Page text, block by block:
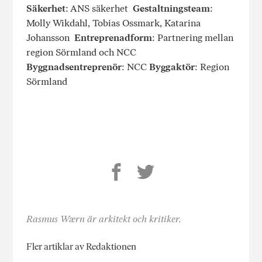
Säkerhet: ANS säkerhet Gestaltningsteam:
Molly Wikdahl, Tobias Ossmark, Katarina
Johansson Entreprenadform: Partnering mellan
region Sörmland och NCC
Byggnadsentreprenör: NCC Byggaktör: Region
Sörmland
Rasmus Wærn är arkitekt och kritiker.
Fler artiklar av Redaktionen